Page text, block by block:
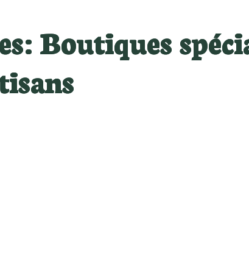
Boutiques